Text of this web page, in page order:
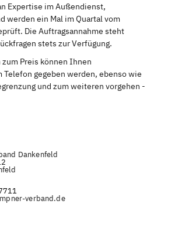
Expertise im Außendienst,
werden ein Mal im Quartal vom
Die Auftragsannahme steht
stets zur Verfügung.
Preis können Ihnen
gegeben werden, ebenso wie
und zum weiteren vorgehen -
Dankenfeld